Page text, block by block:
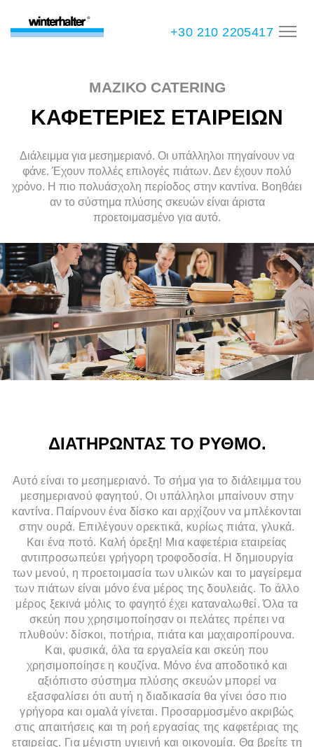
+30 210 2205417
ΜΑΖΙΚΟ CATERING
ΚΑΦΕΤΕΡΙΕΣ ΕΤΑΙΡΕΙΩΝ
Διάλειμμα για μεσημεριανό. Οι υπάλληλοι πηγαίνουν να
φάνε. Έχουν πολλές επιλογές πιάτων. Δεν έχουν πολύ
χρόνο. Η πιο πολυάσχολη περίοδος στην καντίνα. Βοηθάει
αν το σύστημα πλύσης σκευών είναι άριστα
προετοιμασμένο για αυτό.
ΔΙΑΤΗΡΩΝΤΑΣ ΤΟ ΡΥΘΜΟ.
Αυτό είναι το μεσημεριανό. Το σήμα για το διάλειμμα του
μεσημεριανού φαγητού. Οι υπάλληλοι μπαίνουν στην
καντίνα. Παίρνουν ένα δίσκο και αρχίζουν να μπλέκονται
στην ουρά. Επιλέγουν ορεκτικά, κυρίως πιάτα, γλυκά.
Και ένα ποτό. Καλή όρεξη! Μια καφετέρια εταιρείας
αντιπροσωπεύει γρήγορη τροφοδοσία. Η δημιουργία
των μενού, η προετοιμασία των υλικών και το μαγείρεμα
των πιάτων είναι μόνο ένα μέρος της δουλειάς. Το άλλο
μέρος ξεκινά μόλις το φαγητό έχει καταναλωθεί. Όλα τα
σκεύη που χρησιμοποίησαν οι πελάτες πρέπει να
πλυθούν: δίσκοι, ποτήρια, πιάτα και μαχαιροπίρουνα.
Και, φυσικά, όλα τα εργαλεία και σκεύη που
χρησιμοποίησε η κουζίνα. Μόνο ένα αποδοτικό και
αξιόπιστο σύστημα πλύσης σκευών μπορεί να
εξασφαλίσει ότι αυτή η διαδικασία θα γίνει όσο πιο
γρήγορα και ομαλά γίνεται. Προσαρμοσμένο ακριβώς
στις απαιτήσεις και τη ροή εργασίας της καφετέριας της
εταιρείας. Για μέγιστη υγιεινή και οικονομία. Θα βρείτε τη